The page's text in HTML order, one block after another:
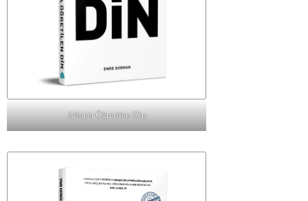
Allah'a Öğretilen Din